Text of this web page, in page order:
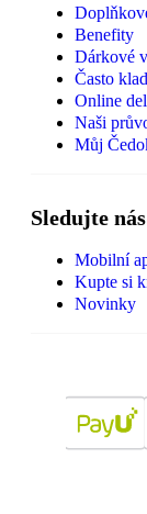
Benefity
Dárkové
Často
Online
Naši
Můj
Sledujte nás
Mobilní
Kupte si
Novinky